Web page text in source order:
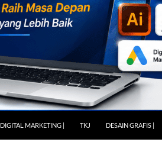
DIGITAL MARKETING | TKJ DESAIN GRAFIS |